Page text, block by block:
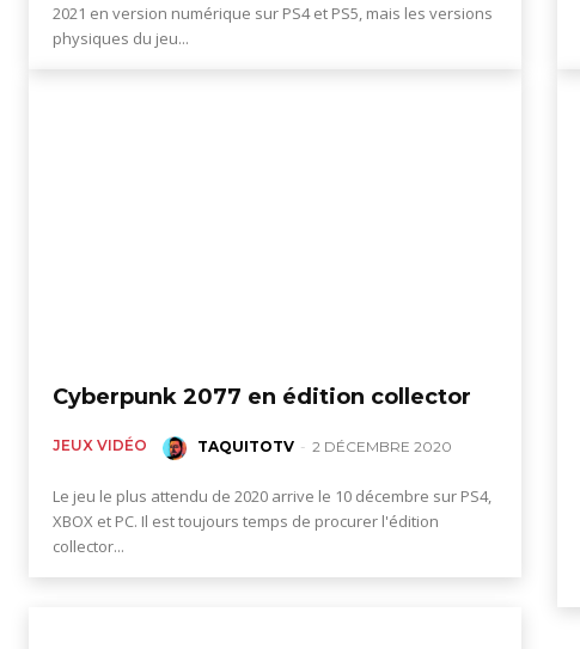
2021 en version numérique sur PS4 et PS5, mais les versions
physiques du jeu...
Cyberpunk 2077 en édition collector
JEUX VIDÉO TAQUITOTV - 2 DÉCEMBRE 2020
Le jeu le plus attendu de 2020 arrive le 10 décembre sur PS4,
XBOX et PC. Il est toujours temps de procurer l'édition
collector...